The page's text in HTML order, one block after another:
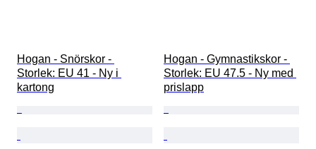
Hogan - Snörskor -
Storlek: EU 41 - Ny i
kartong
Hogan - Gymnastikskor -
Storlek: EU 47.5 - Ny med
prislapp